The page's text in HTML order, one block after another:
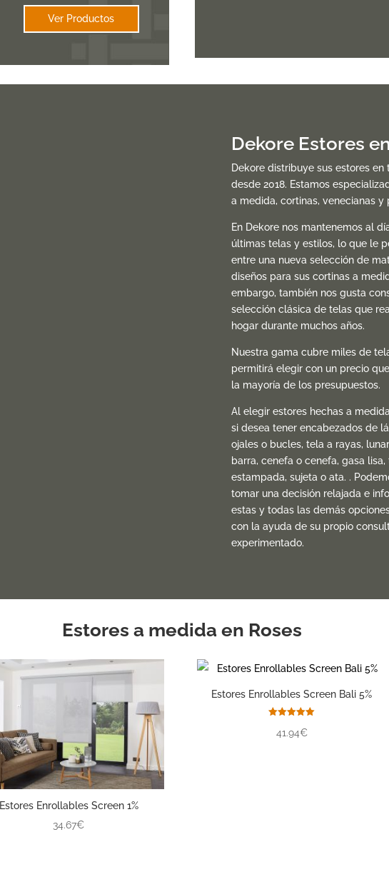
Ver Productos
Dekore Estores
Dekore distribuye sus estores en
desde 2018. Estamos
a medida, cortinas, venecianas y
En Dekore nos mantenemos al
últimas telas y estilos, lo que le
entre una nueva selección de
diseños para sus cortinas a
embargo, también nos gusta
selección clásica de telas que
hogar durante muchos años.
Nuestra gama cubre miles de
permitirá elegir con un precio
la mayoría de los presupuestos.
Al elegir estores hechas a
si desea tener encabezados de
ojales o bucles, tela a rayas,
barra, cenefa o cenefa, gasa
estampada, sujeta o ata. .
tomar una decisión relajada e
estas y todas las demás
con la ayuda de su propio
experimentado.
Estores a medida en Roses
Estores Enrollables Screen 1%
34.67€
Estores Enrollables Screen Bali 5%
con
41.94€